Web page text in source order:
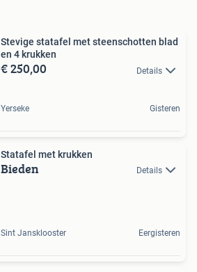
Stevige statafel met steenschotten blad
en 4 krukken
€ 250,00 Details
Yerseke Gisteren
Statafel met krukken
Bieden Details
Sint Jansklooster Eergisteren